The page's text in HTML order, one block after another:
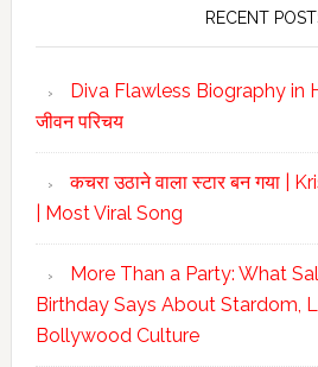
RECENT
Diva Flawless Biography in
जीवन परिचय
कचरा उठाने वाला स्टार बन गया |
| Most Viral Song
More Than a Party: What
Birthday Says About Stardom,
Bollywood Culture